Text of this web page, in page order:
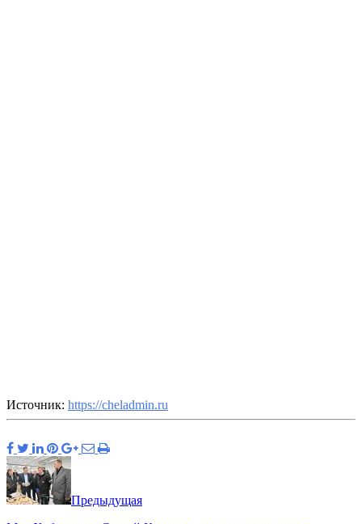
Источник: https://cheladmin.ru
Предыдущая